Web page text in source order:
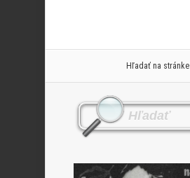
Hľadať na stránke